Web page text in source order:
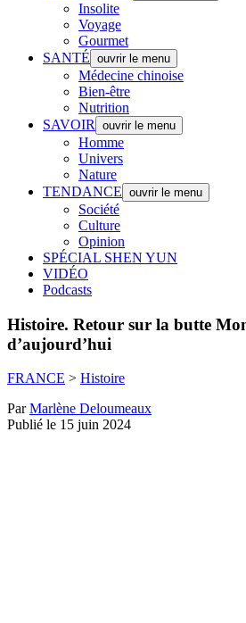
Insolite
Voyage
Gourmet
SANTÉ ouvrir le menu
Médecine chinoise
Bien-être
Nutrition
SAVOIR
ouvrir le menu
Homme
Univers
Nature
TENDANCE ouvrir le menu
Société
Culture
Opinion
SPÉCIAL SHEN YUN
VIDÉO
Podcasts
Histoire. Retour sur la butte
d’aujourd’hui
FRANCE > Histoire
ParMarlène Deloumeaux
Publié le 15 juin 2024